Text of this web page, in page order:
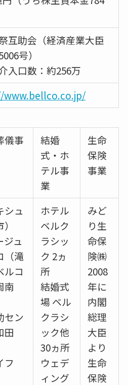
互助会（経済産業大臣
号）
入口数：約256万
儀事
結婚
式・ホ
テル事
業
生命
保険
事業
シュ
ジュ
（滝
ルコ
南
セン
田
フ
ホテル
ベルク
ラシッ
ク 2ヵ
所
結婚式
場 ベル
クラシ
ック他
30ヵ所
ウェデ
ィング
みど
り生
命保
険㈱
2008
年に
内閣
総理
大臣
より
生命
保険